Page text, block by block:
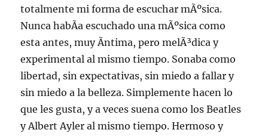
totalmente mi forma de escuchar mÃºsica.
Nunca habÃ­a escuchado una mÃºsica como
esta antes, muy Ã­ntima, pero melÃ³dica y
experimental al mismo tiempo. Sonaba como
libertad, sin expectativas, sin miedo a fallar y
sin miedo a la belleza. Simplemente hacen lo
que les gusta, y a veces suena como los Beatles
y Albert Ayler al mismo tiempo. Hermoso y